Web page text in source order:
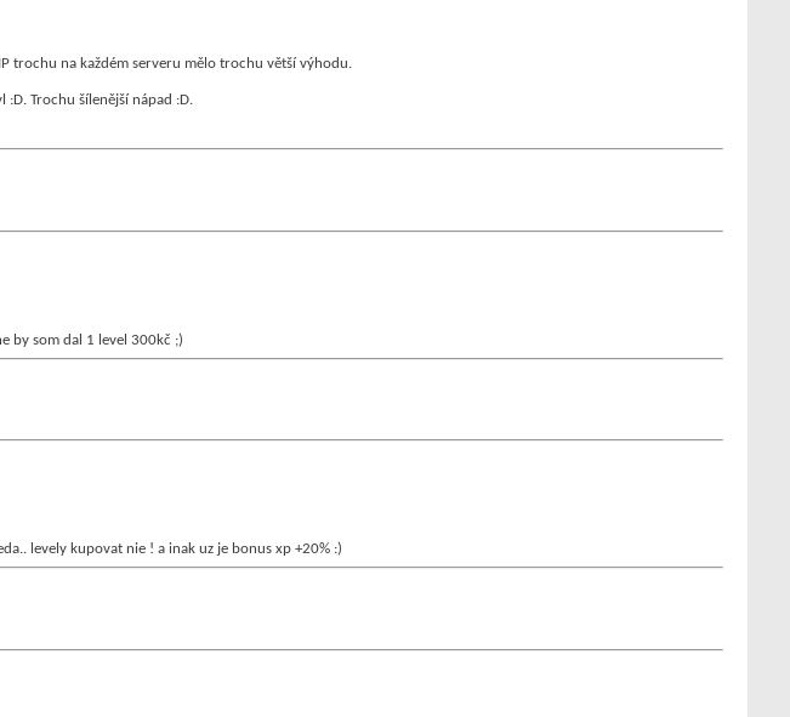
trochu na každém serveru mělo trochu větší výhodu.
Trochu šílenější nápad :D.
by som dal 1 level 300kč ;)
levely kupovat nie ! a inak uz je bonus xp +20% :)